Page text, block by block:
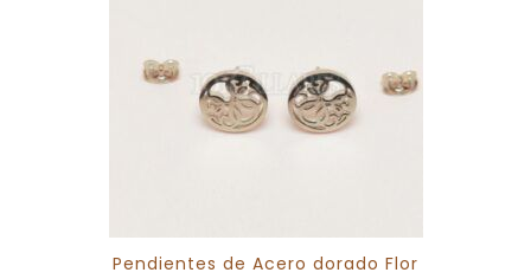
Pendientes de Acero dorado Flor